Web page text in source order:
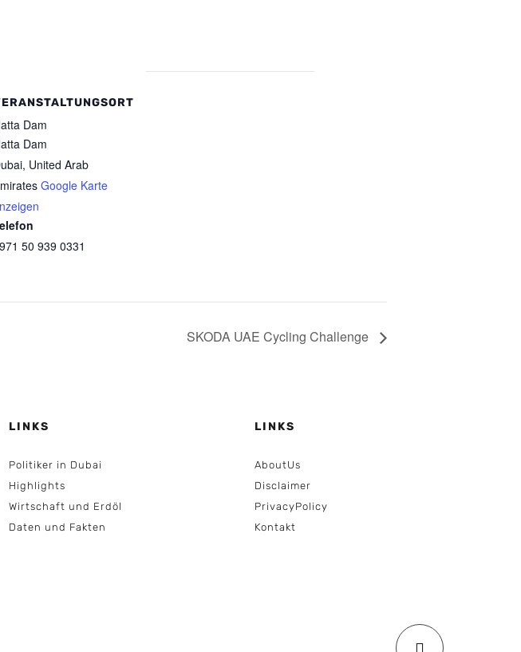
Dam
Dam
, United Arab
Google Karte
50 939 0331
SKODA UAE Cycling Challenge
LINKS
Politiker in Dubai
Highlights
Wirtschaft und Erdöl
Daten und Fakten
LINKS
AboutUs
Disclaimer
PrivacyPolicy
Kontakt